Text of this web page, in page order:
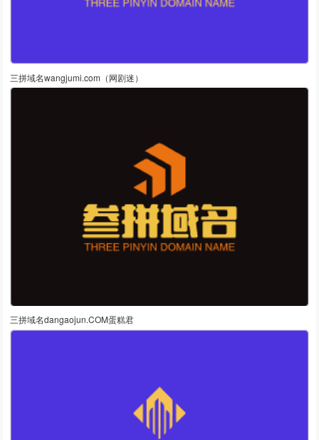
三拼域名wangjumi.com（网剧迷）
三拼域名dangaojun.COM蛋糕君